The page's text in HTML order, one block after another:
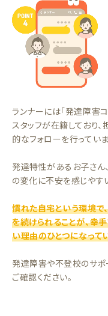
ランナーには「発達障害
スタッフが在籍しており
的なフォローを行っていま
発達特性があるお子さん
の変化に不安を感じやす
慣れた自宅という環境で
を続けられることが、幸
い理由のひとつになって
発達障害や不登校のサポ
ご確認ください。